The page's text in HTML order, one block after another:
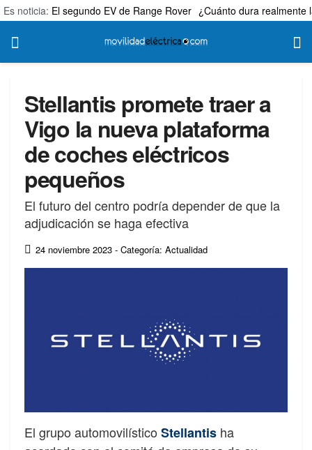
Es noticia: El segundo EV de Range Rover ¿Cuánto dura realmente
Stellantis promete traer a
Vigo la nueva plataforma
de coches eléctricos
pequeños
El futuro del centro podría depender de que la
adjudicación se haga efectiva
24 noviembre 2023 - Categoría: Actualidad
El grupo automovilístico Stellantis ha